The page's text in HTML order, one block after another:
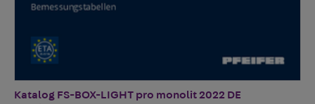
Katalog FS-BOX-LIGHT pro monolit 2022 DE